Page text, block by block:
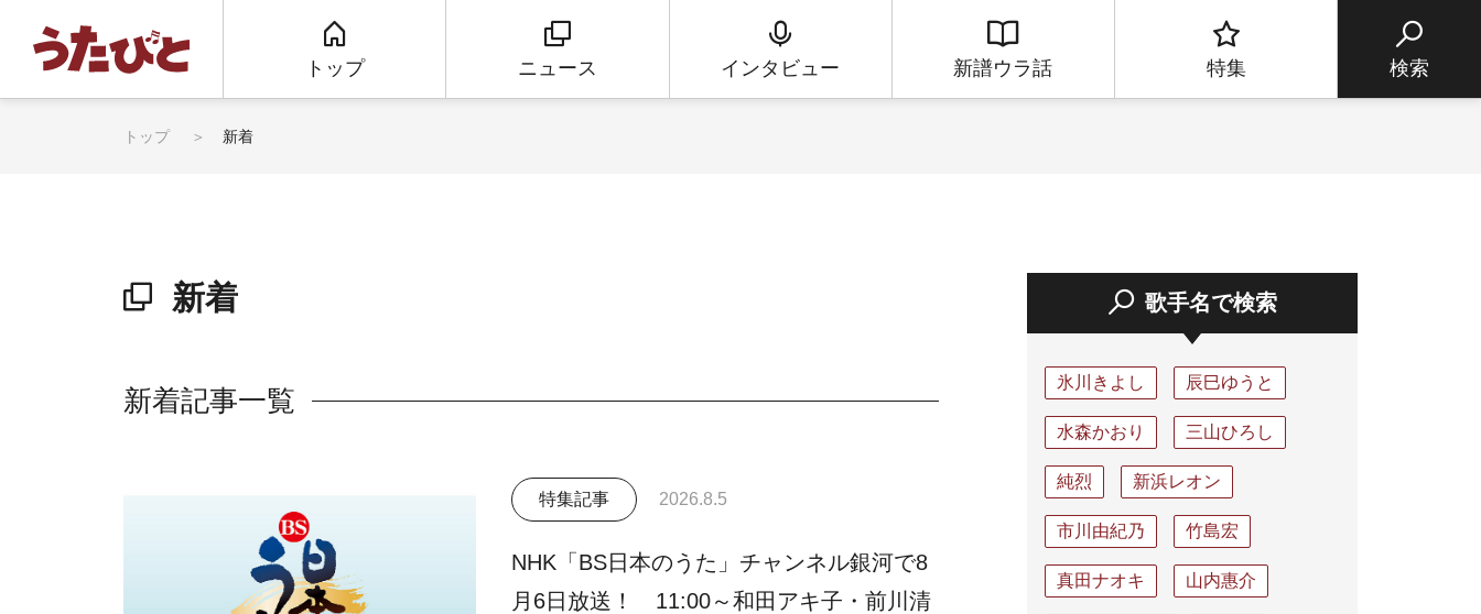
トップ ニュース インタビュー 新譜ウラ話 特集 検索
トップ 新着
新着
新着記事一覧
特集記事 2026.8.5
NHK「BS日本のうた」チャンネル銀河で8
月6日放送！ 11:00～和田アキ子・前川清
歌手名で検索
氷川きよし 辰巳ゆうと
水森かおり 三山ひろし
純烈 新浜レオン
市川由紀乃 竹島宏
真田ナオキ 山内惠介